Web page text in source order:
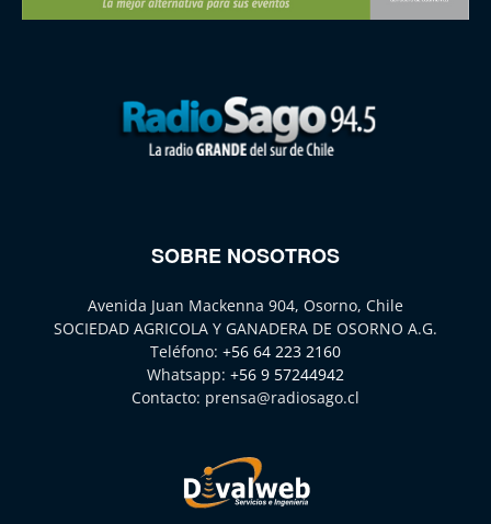
SOBRE NOSOTROS
Avenida Juan Mackenna 904, Osorno, Chile
SOCIEDAD AGRICOLA Y GANADERA DE OSORNO A.G.
Teléfono: +56 64 223 2160
Whatsapp: +56 9 57244942
Contacto: prensa@radiosago.cl